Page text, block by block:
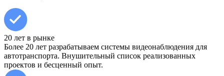
20 лет в рынке
Более 20 лет разрабатываем системы видеонаблюдения для
автотранспорта. Внушительный список реализованных
проектов и бесценный опыт.